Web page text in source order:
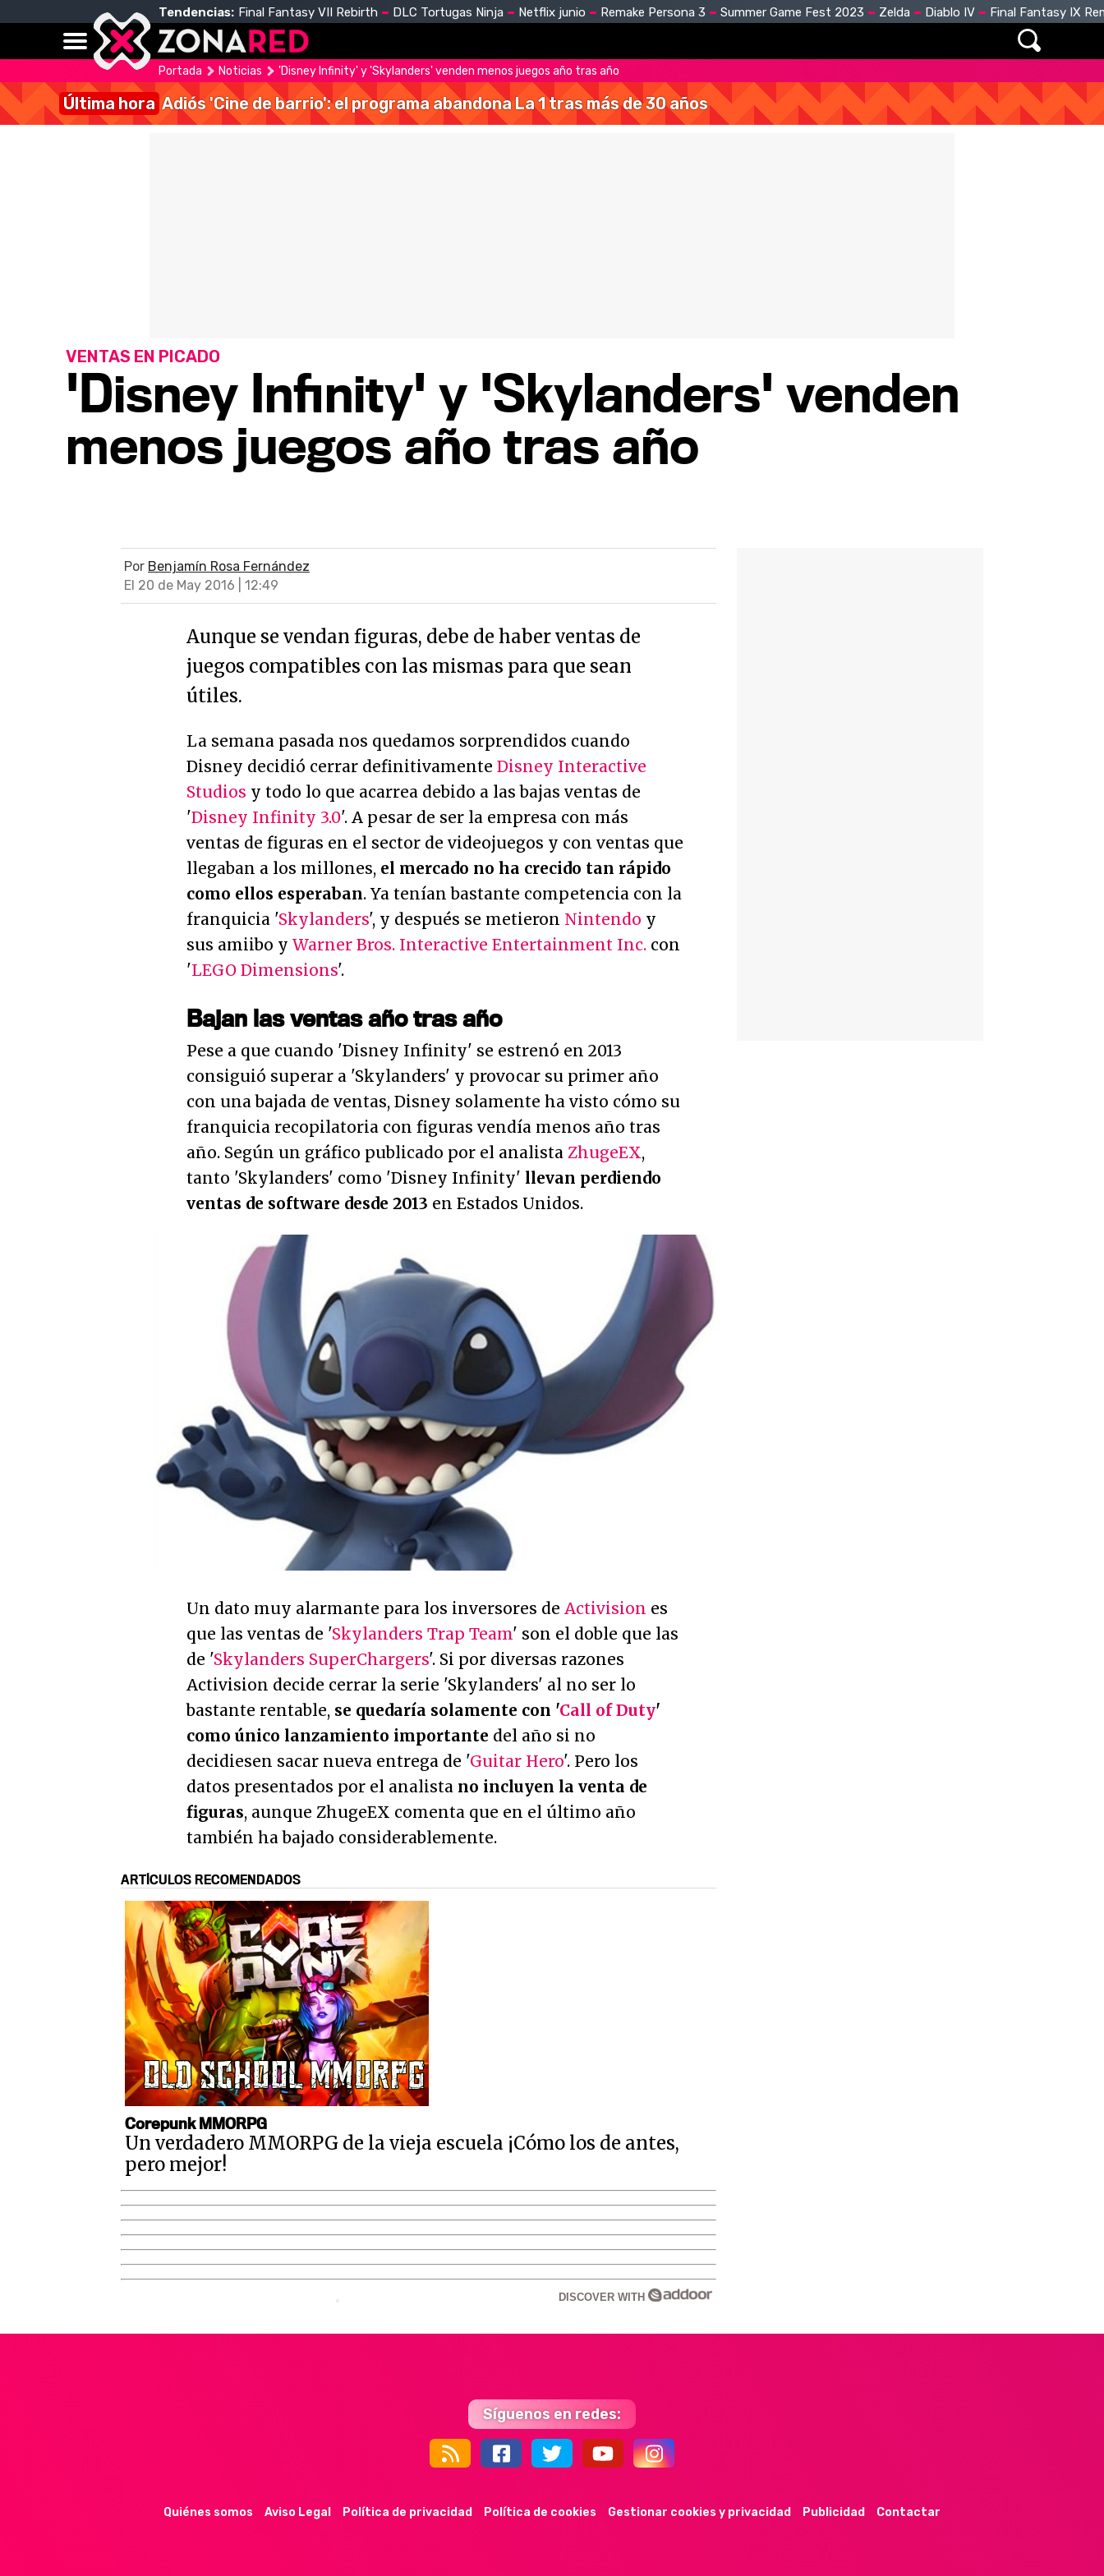
Tendencias: Final Fantasy VII Rebirth DLC Tortugas Ninja Netflix junio Remake Persona 3 Summer Game Fest 2023 Zelda Diablo IV Final Fantasy IX
Portada Noticias 'Disney Infinity' y 'Skylanders' venden menos juegos año tras año
Última hora Adiós 'Cine de barrio': el programa abandona La 1 tras más de 30 años
'Disney Infinity' y 'Skylanders' venden
menos juegos año tras año
VENTAS EN PICADO
Por Benjamín Rosa Fernández
El 20 de May 2016 | 12:49
Aunque se vendan figuras, debe de haber ventas de
juegos compatibles con las mismas para que sean
útiles.
La semana pasada nos quedamos sorprendidos cuando
Disney decidió cerrar definitivamente Disney Interactive
Studios y todo lo que acarrea debido a las bajas ventas de
'Disney Infinity 3.0'. A pesar de ser la empresa con más
ventas de figuras en el sector de videojuegos y con ventas que
llegaban a los millones, el mercado no ha crecido tan rápido
como ellos esperaban. Ya tenían bastante competencia con la
franquicia 'Skylanders', y después se metieron Nintendo y
sus amiibo y Warner Bros. Interactive Entertainment Inc. con
'LEGO Dimensions'.
Bajan las ventas año tras año
Pese a que cuando 'Disney Infinity' se estrenó en 2013
consiguió superar a 'Skylanders' y provocar su primer año
con una bajada de ventas, Disney solamente ha visto cómo su
franquicia recopilatoria con figuras vendía menos año tras
año. Según un gráfico publicado por el analista ZhugeEX,
tanto 'Skylanders' como 'Disney Infinity' llevan perdiendo
ventas de software desde 2013 en Estados Unidos.
Un dato muy alarmante para los inversores de Activision es
que las ventas de 'Skylanders Trap Team' son el doble que las
de 'Skylanders SuperChargers'. Si por diversas razones
Activision decide cerrar la serie 'Skylanders' al no ser lo
bastante rentable, se quedaría solamente con 'Call of Duty'
como único lanzamiento importante del año si no
decidiesen sacar nueva entrega de 'Guitar Hero'. Pero los
datos presentados por el analista no incluyen la venta de
figuras, aunque ZhugeEX comenta que en el último año
también ha bajado considerablemente.
ARTÍCULOS RECOMENDADOS
Corepunk MMORPG
Un verdadero MMORPG de la vieja escuela ¡Cómo los de antes,
pero mejor!
DISCOVER WITH
Síguenos en redes:
44k 9k 35k 352
Quiénes somos Aviso Legal Política de privacidad Política de cookies Gestionar cookies y privacidad Publicidad Contactar